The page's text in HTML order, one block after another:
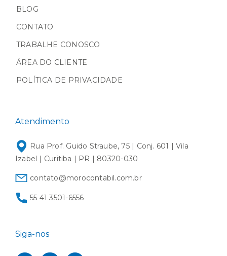
BLOG
CONTATO
TRABALHE CONOSCO
ÁREA DO CLIENTE
POLÍTICA DE PRIVACIDADE
Atendimento
Rua Prof. Guido Straube, 75 | Conj. 601 | Vila
Izabel | Curitiba | PR | 80320-030
contato@morocontabil.com.br
55 41 3501-6556
Siga-nos